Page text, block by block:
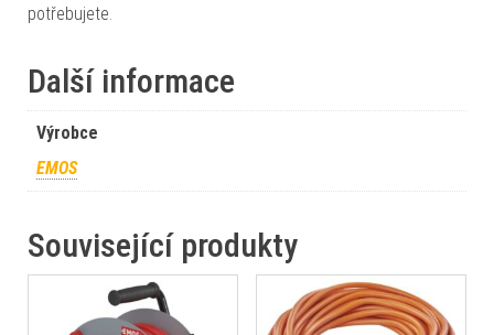
potřebujete.
Další informace
Výrobce
EMOS
Související produkty